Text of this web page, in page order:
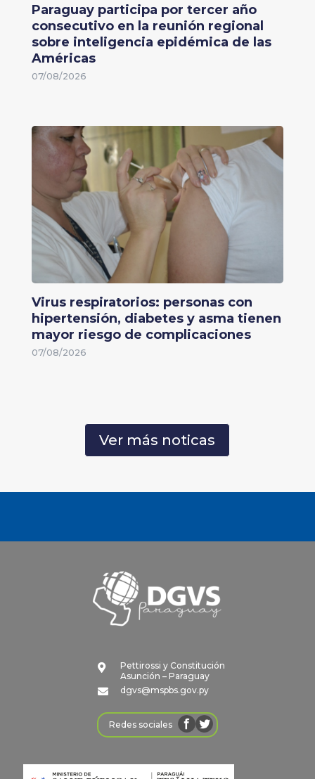
Paraguay participa por tercer año
consecutivo en la reunión regional
sobre inteligencia epidémica de las
Américas
07/08/2026
Virus respiratorios: personas con
hipertensión, diabetes y asma tienen
mayor riesgo de complicaciones
07/08/2026
Ver más noticas

Pettirossi y Constitución
Asunción – Paraguay

dgvs@mspbs.gov.py
Redes sociales